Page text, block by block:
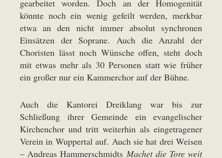
gearbeitet worden. Doch an der Homogenität
könnte noch ein wenig gefeilt werden, merkbar
etwa an den nicht immer absolut synchronen
Einsätzen der Soprane. Auch die Anzahl der
Choristen lässt noch Wünsche offen, steht doch
mit etwas mehr als 30 Personen statt wie früher
ein großer nur ein Kammerchor auf der Bühne.
Auch die Kantorei Dreiklang war bis zur
Schließung ihrer Gemeinde ein evangelischer
Kirchenchor und tritt weiterhin als eingetragener
Verein in Wuppertal auf. Auch sie hat drei Weisen
– Andreas Hammerschmidts Machet die Tore weit